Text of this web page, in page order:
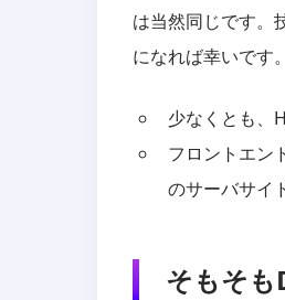
は当然同じです。
になれば幸いです。
少なくとも、
フロントエン
のサーバサイ
そもそも